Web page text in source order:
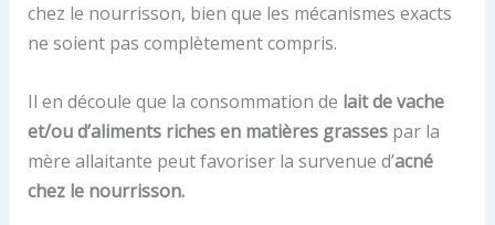
chez le nourrisson, bien que les mécanismes exacts
ne soient pas complètement compris.
Il en découle que la consommation de lait de vache
et/ou d’aliments riches en matières grassespar la
mère allaitante peut favoriser la survenue d’acné
chez le nourrisson.